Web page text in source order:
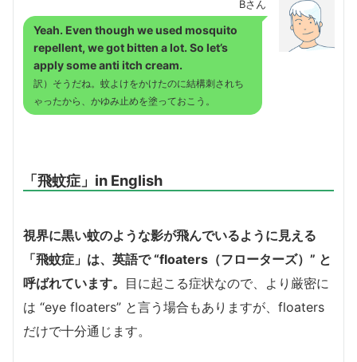
Bさん
Yeah. Even though we used mosquito
repellent, we got bitten a lot. So let’s
apply some anti itch cream.
訳）そうだね。蚊よけをかけたのに結構刺されち
ゃったから、かゆみ止めを塗っておこう。
「飛蚊症」in English
視界に黒い蚊のような影が飛んでいるように見える
「飛蚊症」は、英語で “floaters（フローターズ）” と
呼ばれています。 目に起こる症状なので、より厳密に
は “eye floaters” と言う場合もありますが、floaters
だけで十分通じます。